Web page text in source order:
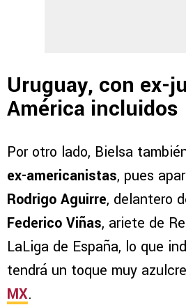
Uruguay, con ex-
América incluidos
Por otro lado, Bielsa
ex-americanistas, pues
Rodrigo Aguirre, delantero
Federico Viñas, ariete de
LaLiga de España, lo que
tendrá un toque muy
MX.